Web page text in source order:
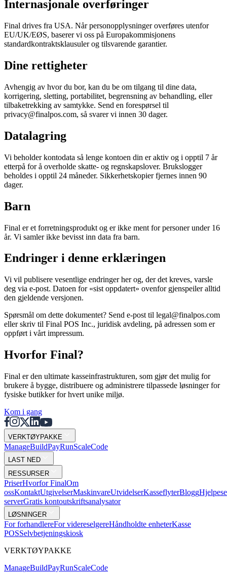
Internasjonale overføringer
Final drives fra USA. Når personopplysninger overføres utenfor
EU/UK/EØS, baserer vi oss på Europakommisjonens
standardkontraktsklausuler og tilsvarende garantier.
Dine rettigheter
Avhengig av hvor du bor, kan du be om tilgang til dine data,
korrigering, sletting, portabilitet, begrensning av behandling, eller
tilbaketrekking av samtykke. Send en forespørsel til
privacy@finalpos.com, så svarer vi innen 30 dager.
Datalagring
Vi beholder kontodata så lenge kontoen din er aktiv og i opptil 7 år
etterpå for å overholde skatte- og regnskapslover. Brukslogger
beholdes i opptil 24 måneder. Sikkerhetskopier fjernes innen 90
dager.
Barn
Final er et forretningsprodukt og er ikke ment for personer under 16
år. Vi samler ikke bevisst inn data fra barn.
Endringer i denne erklæringen
Vi vil publisere vesentlige endringer her og, der det kreves, varsle
deg via e-post. Datoen for «sist oppdatert» ovenfor gjenspeiler alltid
den gjeldende versjonen.
Spørsmål om dette dokumentet? Send e-post til legal@finalpos.com
eller skriv til Final POS Inc., juridisk avdeling, på adressen som er
oppført i vårt impressum.
Hvorfor Final?
Final er den ultimate kasseinfrastrukturen, som gjør det mulig for
brukere å bygge, distribuere og administrere tilpassede løsninger for
fysiske butikker for hvert unike miljø.
Kom i gang
VERKTØYPAKKE
ManageBuildPayRunScaleCode
LAST NED
RESSURSER
PriserHvorfor FinalOm
ossKontaktUtgivelserMaskinvareUtvidelserKasseflyterBlogg
serverGratis kontoutskriftsanalysator
LØSNINGER
For forhandlereFor videreselgereHåndholdte enheterKasse
POSSelvbetjeningskiosk
VERKTØYPAKKE
ManageBuildPayRunScaleCode